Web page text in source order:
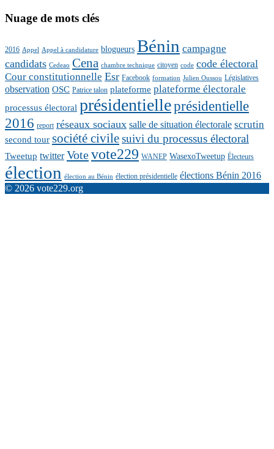
Nuage de mots clés
2016 Appel Appel à candidature blogueurs Bénin campagne
candidats Cedeao Cena chambre technique citoyen code code électoral
Cour constitutionnelle Esr Facebook formation Julien Oussou Législatives
observation OSC Patrice talon plateforme plateforme électorale
processus électoral présidentielleprésidentielle
2016 report réseaux sociaux salle de situation électorale scrutin
second tour société civilesuivi du processus électoral
Tweetup twitter Votevote229 WANEP WasexoTweetup Électeurs
élection élection au Bénin élection présidentielle élections Bénin 2016
© 2026 vote229.org